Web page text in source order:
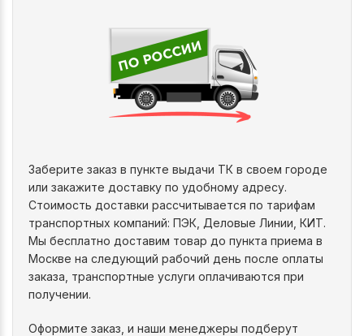
Заберите заказ в пункте выдачи ТК в своем городе
или закажите доставку по удобному адресу.
Стоимость доставки рассчитывается по тарифам
транспортных компаний: ПЭК, Деловые Линии, КИТ.
Мы бесплатно доставим товар до пункта приема в
Москве на следующий рабочий день после оплаты
заказа, транспортные услуги оплачиваются при
получении.
Оформите заказ, и наши менеджеры подберут